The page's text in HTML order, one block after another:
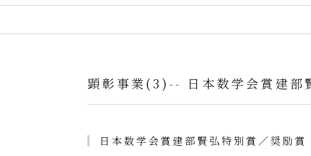
顕彰事業(3)-- 日本数学会賞建部
日本数学会賞建部賢弘特別賞／奨励賞